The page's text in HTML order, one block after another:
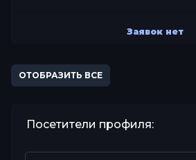
Заявок нет
ОТОБРАЗИТЬ ВСЕ
Посетители профиля: